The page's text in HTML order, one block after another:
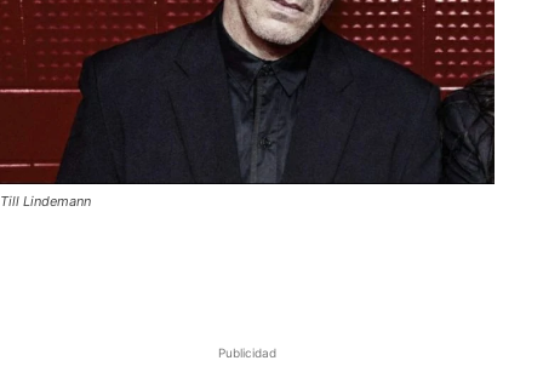
Till Lindemann
Publicidad